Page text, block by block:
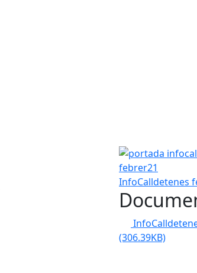
portada
InfoCalldetenes
(306.39KB)